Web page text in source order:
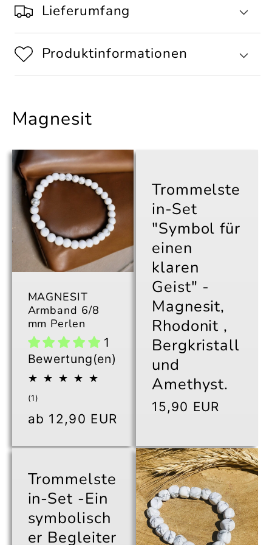
Lieferumfang
Produktinformationen
Magnesit
MAGNESIT
Armband 6/8
mm Perlen
1
Bewertung(en)
(1)
insgesamt
Normaler
ab 12,90 EUR
Trommelste
in-Set
"Symbol für
einen
klaren
Geist" -
Magnesit,
Rhodonit ,
Bergkristall
und
Amethyst.
Normaler
15,90 EUR
Trommelste
in-Set -Ein
symbolisch
er Begleiter